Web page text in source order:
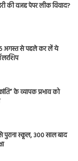
की वजह पेपर लीक विवाद?
अगस्त से पहले कर लें ये
के व्यापक प्रभाव को
स्कूल, 300 साल बाद